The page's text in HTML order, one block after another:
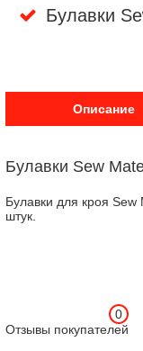
Булавки
Описание
Булавки Sew
Булавки для кроя Sew
штук.
Отзывы покупателей
0